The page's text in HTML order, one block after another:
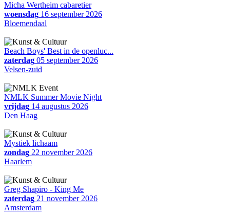
Micha Wertheim cabaretier
woensdag 16 september 2026
Bloemendaal
Beach Boys' Best in de openluc...
zaterdag 05 september 2026
Velsen-zuid
NMLK Summer Movie Night
vrijdag 14 augustus 2026
Den Haag
Mystiek lichaam
zondag 22 november 2026
Haarlem
Greg Shapiro - King Me
zaterdag 21 november 2026
Amsterdam